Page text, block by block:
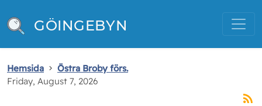
GÖINGEBYN
Hemsida
Östra Broby förs.
Friday, August 7, 2026